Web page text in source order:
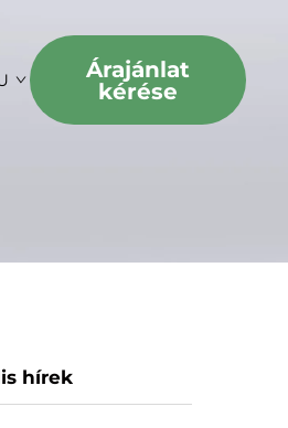
Árajánlat
kérése
hírek